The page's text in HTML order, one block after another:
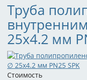
Труба
25x4.2 мм
Стоимость